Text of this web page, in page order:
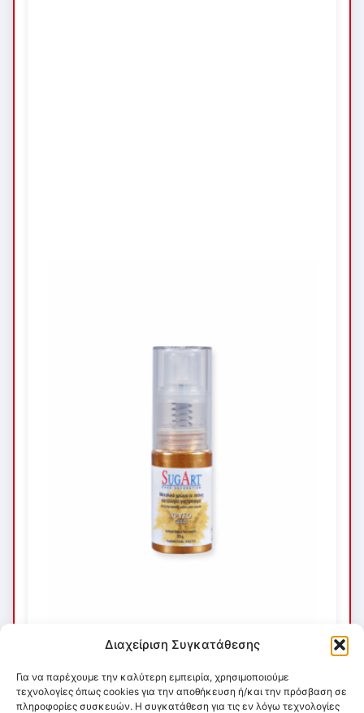
Διαχείριση Συγκατάθεσης
Για να παρέχουμε την καλύτερη εμπειρία, χρησιμοποιούμε
τεχνολογίες όπως cookies για την αποθήκευση ή/και την πρόσβαση σε
πληροφορίες συσκευών. Η συγκατάθεση για τις εν λόγω τεχνολογίες